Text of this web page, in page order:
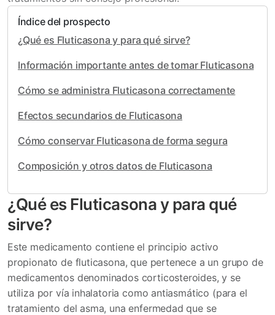
Índice del prospecto
¿Qué es Fluticasona y para qué sirve?
Información importante antes de tomar Fluticasona
Cómo se administra Fluticasona correctamente
Efectos secundarios de Fluticasona
Cómo conservar Fluticasona de forma segura
Composición y otros datos de Fluticasona
¿Qué es Fluticasona y para qué
sirve?
Este medicamento contiene el principio activo
propionato de fluticasona, que pertenece a un grupo de
medicamentos denominados corticosteroides, y se
utiliza por vía inhalatoria como antiasmático (para el
tratamiento del asma, una enfermedad que se